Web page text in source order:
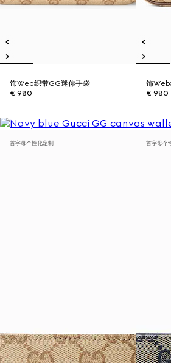
饰Web织带GG迷你手袋
€ 980
饰
€ 980
首字母个性化定制 首字母个